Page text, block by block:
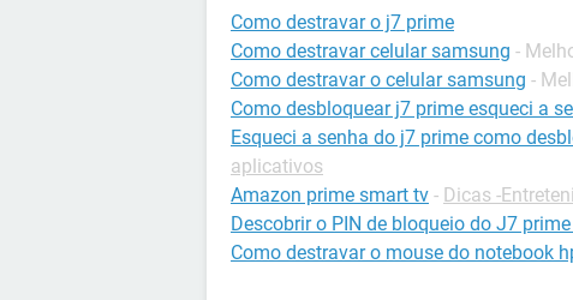
Como destravar o j7 prime
Como destravar celular samsung -
Como destravar o celular samsung -
Como desbloquear j7 prime esqueci a
Esqueci a senha do j7 prime como
aplicativos
Amazon prime smart tv - Dicas -
Descobrir o PIN de bloqueio do J7
Como destravar o mouse do notebook